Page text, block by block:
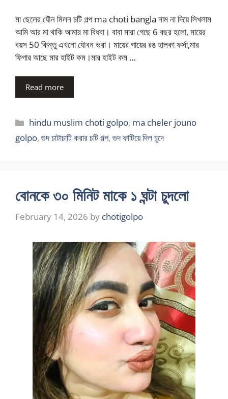
মা ছেলের যৌন মিলন চটি গল্প ma choti bangla নাম না দিয়ে লিখলাম
আমি আর মা থাকি আমার মা বিধবা। বাবা মারা গেছে 6 বছর হলো, মায়ের
বয়স 50 কিন্তু এখনো যৌবন ভরা। মায়ের গায়ের রঙ হালকা ফর্সা,মার
ফিগার আছে মার হাইট কম।মার হাইট কম …
Read more
Categories
hindu muslim choti golpo, ma cheler jouno
golpo, গুদ চাটাচাটি করার চটি গল্প, গুদ ফাটিয়ে দিল চুদে
বোনকে ৩০ মিনিট মাকে ১ ঘন্টা চুদলো
February 14, 2026 by chotigolpo